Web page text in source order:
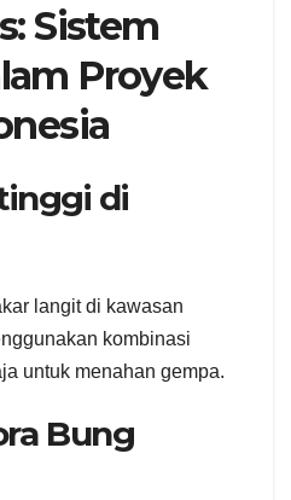
Sistem
Proyek
di
langit di kawasan
kombinasi
untuk menahan gempa.
Bung